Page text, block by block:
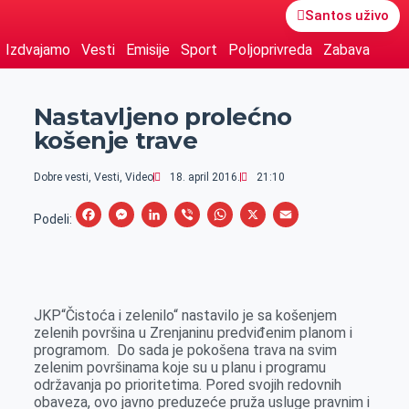
Santos uživo
Izdvajamo Vesti Emisije Sport Poljoprivreda Zabava
Nastavljeno prolećno
košenje trave
Dobre vesti, Vesti, Video 18. april 2016. 21:10
Podeli:
F
b
o
o
k
M
e
n
g
e
L
e
d
I
n
V
r
W
s
A
p
p
X
E
l
JKP“Čistoća i zelenilo“ nastavilo je sa košenjem
zelenih površina u Zrenjaninu predviđenim planom i
programom. Do sada je pokošena trava na svim
zelenim površinama koje su u planu i programu
održavanja po prioritetima. Pored svojih redovnih
obaveza, ovo javno preduzeće pruža usluge pravnim i